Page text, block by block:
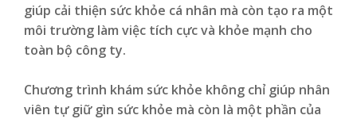
giúp cải thiện sức khỏe cá nhân mà còn tạo ra một
môi trường làm việc tích cực và khỏe mạnh cho
toàn bộ công ty.
Chương trình khám sức khỏe không chỉ giúp nhân
viên tự giữ gìn sức khỏe mà còn là một phần của